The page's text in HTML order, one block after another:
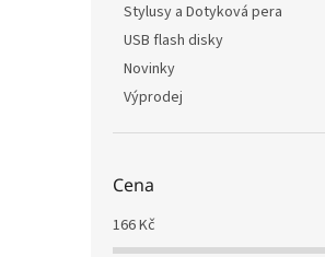
Stylusy a Dotyková pera
USB flash disky
Novinky
Výprodej
Cena
166Kč